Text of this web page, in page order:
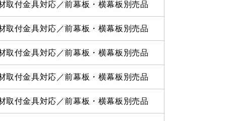
取付金具対応／前幕板・横幕板別売品
取付金具対応／前幕板・横幕板別売品
取付金具対応／前幕板・横幕板別売品
取付金具対応／前幕板・横幕板別売品
取付金具対応／前幕板・横幕板別売品